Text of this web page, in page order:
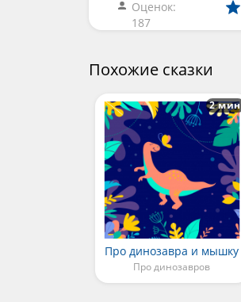
Оценок:
187
Похожие сказки
Про динозавра и мышку
Про динозавров
2 мин